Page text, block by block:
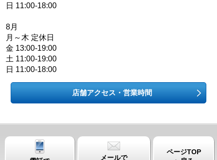
日 11:00-18:00
8月
月～木 定休日
金 13:00-19:00
土 11:00-19:00
日 11:00-18:00
店舗アクセス・営業時間
メールで
ページTOP